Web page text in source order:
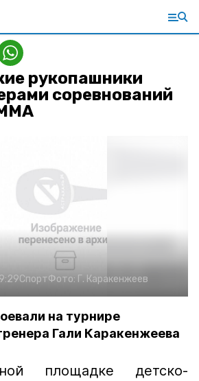
рукопашники
соревнований
СпортФото: Г. Каракенжеев
на турнире
Гали Каракенжеева
площадке детско-